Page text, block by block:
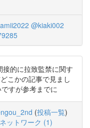
@kiaki002
的に拉致監禁に関す
こかの記事で見まし
すが参考までに
(投稿一覧)
ットワーク (1)